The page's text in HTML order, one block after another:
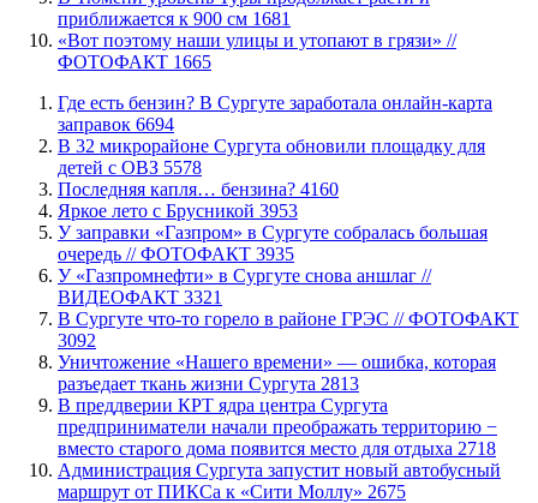
приближается к 900 см 1681
«Вот поэтому наши улицы и утопают в грязи» //
ФОТОФАКТ 1665
​Где есть бензин? В Сургуте заработала онлайн-карта
заправок 6694
В 32 микрорайоне Сургута обновили площадку для
детей с ОВЗ 5578
​Последняя капля… бензина? 4160
Яркое лето с Брусникой 3953
​У заправки «Газпром» в Сургуте собралась большая
очередь // ФОТОФАКТ 3935
У «Газпромнефти» в Сургуте снова аншлаг //
ВИДЕОФАКТ 3321
​В Сургуте что-то горело в районе ГРЭС // ФОТОФАКТ
3092
​Уничтожение «Нашего времени» — ошибка, которая
разъедает ткань жизни Сургута 2813
​В преддверии КРТ ядра центра Сургута
предприниматели начали преображать территорию −
вместо старого дома появится место для отдыха 2718
​Администрация Сургута запустит новый автобусный
маршрут от ПИКСа к «Сити Моллу» 2675